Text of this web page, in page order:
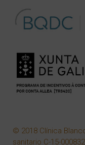
© 2018 Clínica
sanitario C-15-000832